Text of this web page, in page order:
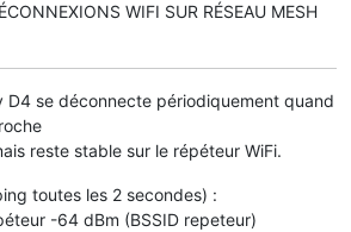
WIFI SUR RÉSEAU MESH
D4 se déconnecte périodiquement quand
reste stable sur le répéteur WiFi.
toutes les 2 secondes) :
-64 dBm (BSSID repeteur)